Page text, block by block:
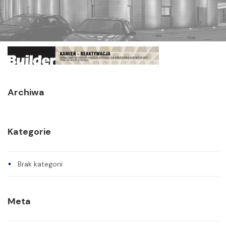
Archiwa
Kategorie
Brak kategorii
Meta